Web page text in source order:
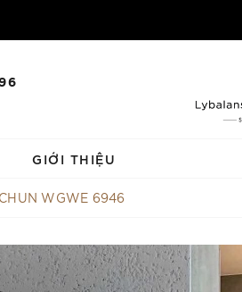
GIỚI THIỆU
WGWE 6946